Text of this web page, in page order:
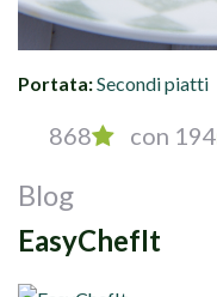
Portata:Secondi piatti
868 con 194
Blog
EasyChefIt